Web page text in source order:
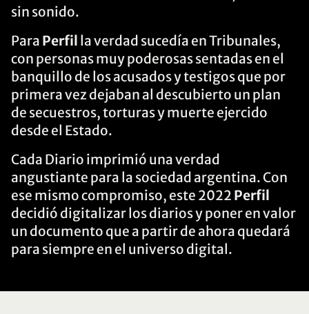
sin sonido.
Para Perfil la verdad sucedía en Tribunales,
con personas muy poderosas sentadas en el
banquillo de los acusados y testigos que por
primera vez dejaban al descubierto un plan
de secuestros, torturas y muerte ejercido
desde el Estado.
Cada Diario imprimió una verdad
angustiante para la sociedad argentina. Con
ese mismo compromiso, este 2022 Perfil
decidió digitalizar los diarios y poner en valor
un documento que a partir de ahora quedará
para siempre en el universo digital.